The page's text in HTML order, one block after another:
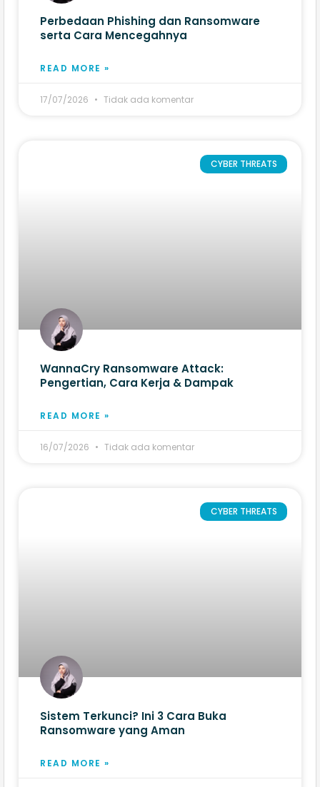
Perbedaan Phishing dan Ransomware
serta Cara Mencegahnya
READ MORE »
17/07/2026 Tidak ada komentar
CYBER THREATS
WannaCry Ransomware Attack:
Pengertian, Cara Kerja & Dampak
READ MORE »
16/07/2026 Tidak ada komentar
CYBER THREATS
Sistem Terkunci? Ini 3 Cara Buka
Ransomware yang Aman
READ MORE »